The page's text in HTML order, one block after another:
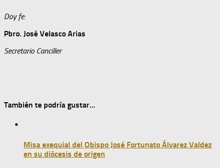
Doy fe:
Pbro. José Velasco Arias
Secretario Canciller
También te podría gustar...
Misa exequial del Obispo José Fortunato Álvarez Valdez
en su diócesis de origen